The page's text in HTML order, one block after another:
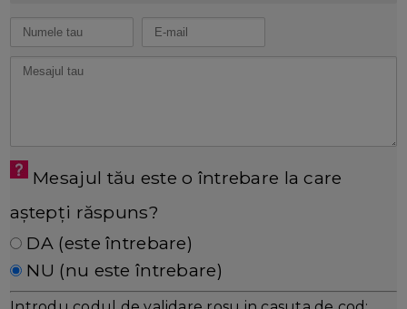
Mesajul tău este o întrebare la care
aștepți răspuns?
DA (este întrebare)
NU (nu este întrebare)